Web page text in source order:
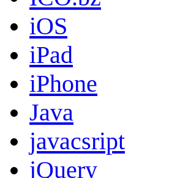
iOS
iPad
iPhone
Java
javacsript
jQuery